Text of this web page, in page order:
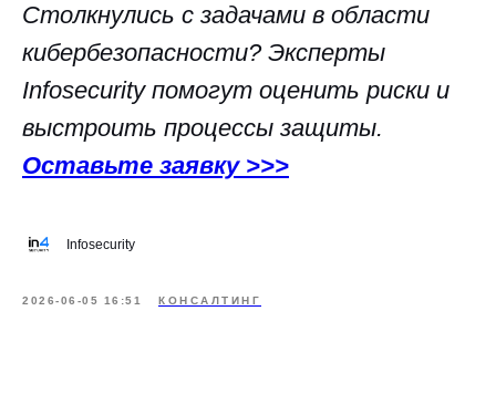
Столкнулись с задачами в области
кибербезопасности? Эксперты
Infosecurity помогут оценить риски и
выстроить процессы защиты.
Оставьте заявку >>>
Infosecurity
2026-06-05 16:51 КОНСАЛТИНГ